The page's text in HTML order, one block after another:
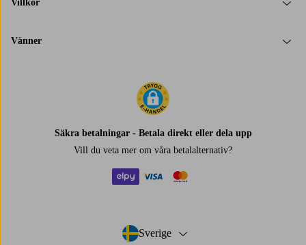
Villkor
Vänner
Säkra betalningar - Betala direkt eller dela upp
Vill du veta mer om våra betalalternativ?
Sverige
- Välj land